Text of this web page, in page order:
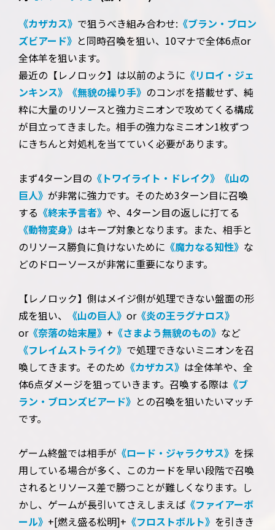
《カザカス》 で狙うべき組み合わせ: 《ブラン・ブロン
ズビアード》 と同時召喚を狙い、10マナで全体6点or
全体羊を狙います。
最近の【レノロック】は以前のように 《リロイ・ジェ
ンキンス》
《無貌の操り手》 のコンボを搭載せず、純
粋に大量のリソースと強力ミニオンで攻めてくる構成
が目立ってきました。相手の強力なミニオン1枚ずつ
にきちんと対処札を当てていく必要があります。
まず4ターン目の 《トワイライト・ドレイク》
《山の
巨人》 が非常に強力です。そのため3ターン目に召喚
する 《終末予言者》 や、4ターン目の返しに打てる
《動物変身》 はキープ対象となります。また、相手と
のリソース勝負に負けないために 《魔力なる知性》 な
どのドローソースが非常に重要になります。
【レノロック】側はメイジ側が処理できない盤面の形
成を狙い、
《山の巨人》 or《炎の王ラグナロス》
or《奈落の始末屋》 + 《さまよう無貌のもの》 など
《フレイムストライク》 で処理できないミニオンを召
喚してきます。そのため 《カザカス》 は全体羊や、全
体6点ダメージを狙っていきます。召喚する際は 《ブ
ラン・ブロンズビアード》 との召喚を狙いたいマッチ
です。
ゲーム終盤では相手が 《ロード・ジャラクサス》 を採
用している場合が多く、このカードを早い段階で召喚
されるとリソース差で勝つことが難しくなります。し
かし、ゲームが長引いてさえしまえば 《ファイアーボ
ール》 +[燃え盛る松明]+ 《フロストボルト》 を引きき